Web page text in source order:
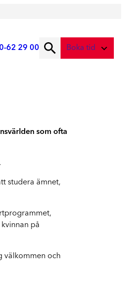
62 29 00 Boka tid
som ofta
studera ämnet,
på
välkommen och